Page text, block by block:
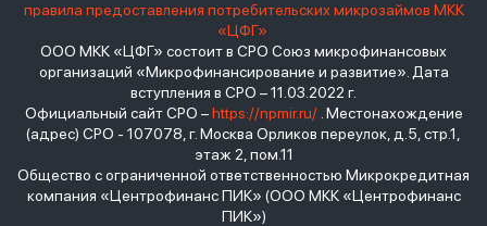
правила предоставления потребительских микрозаймов МКК
«ЦФГ»
ООО МКК «ЦФГ» состоит в СРО Союз микрофинансовых
организаций «Микрофинансирование и развитие». Дата
вступления в СРО – 11.03.2022 г.
Официальный сайт СРО –https://npmir.ru/. Местонахождение
(адрес) СРО - 107078, г. Москва Орликов переулок, д.5, стр.1,
этаж 2, пом.11
Общество с ограниченной ответственностью Микрокредитная
компания «Центрофинанс ПИК» (ООО МКК «Центрофинанс
ПИК»)